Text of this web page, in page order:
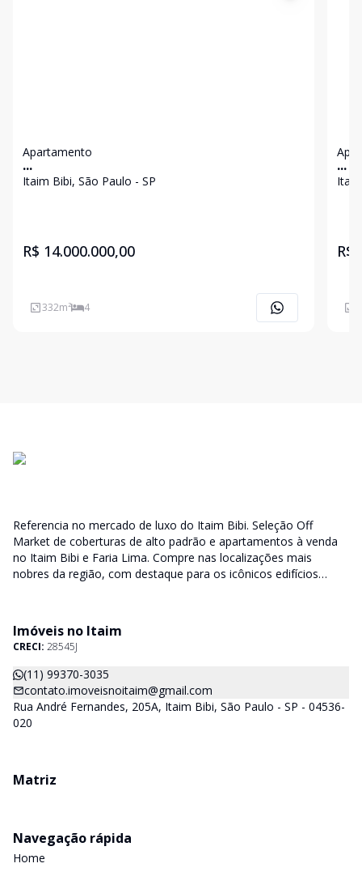
Apartamento
...
Itaim Bibi, São Paulo - SP
R$ 14.000.000,00
332m² 4
...
R$
Referencia no mercado de luxo do Itaim Bibi. Seleção Off
Market de coberturas de alto padrão e apartamentos à venda
no Itaim Bibi e Faria Lima. Compre nas localizações mais
nobres da região, com destaque para os icônicos edifícios
Imóveis no Itaim
CRECI: 28545J
(11) 99370-3035
contato.imoveisnoitaim@gmail.com
Rua André Fernandes, 205A, Itaim Bibi, São Paulo - SP - 04536-
020
Matriz
Navegação rápida
Home